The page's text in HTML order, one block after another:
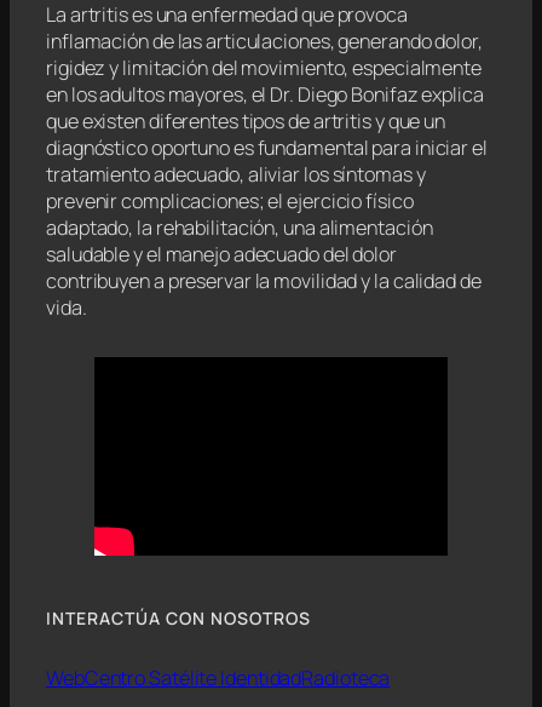
La artritis es una enfermedad que provoca
inflamación de las articulaciones, generando dolor,
rigidez y limitación del movimiento, especialmente
en los adultos mayores, el Dr. Diego Bonifaz explica
que existen diferentes tipos de artritis y que un
diagnóstico oportuno es fundamental para iniciar el
tratamiento adecuado, aliviar los síntomas y
prevenir complicaciones; el ejercicio físico
adaptado, la rehabilitación, una alimentación
saludable y el manejo adecuado del dolor
contribuyen a preservar la movilidad y la calidad de
vida.
INTERACTÚA CON NOSOTROS
WebCentro Satélite IdentidadRadioteca